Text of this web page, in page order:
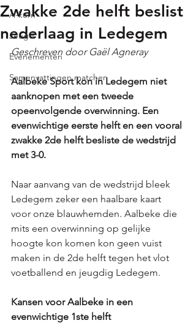
A-kern
Jeugd
Evenementen
Samenvattingen matchen
Zwakke 2de helft beslist
nederlaag in Ledegem
Geschreven door Gaël Agneray
Aalbeke Sport kon in Ledegem niet
aanknopen met een tweede
opeenvolgende overwinning. Een
evenwichtige eerste helft en een vooral
zwakke 2de helft besliste de wedstrijd
met 3-0.
Naar aanvang van de wedstrijd bleek
Ledegem zeker een haalbare kaart
voor onze blauwhemden. Aalbeke die
mits een overwinning op gelijke
hoogte kon komen kon geen vuist
maken in de 2de helft tegen het vlot
voetballend en jeugdig Ledegem.
Kansen voor Aalbeke in een
evenwichtige 1ste helft